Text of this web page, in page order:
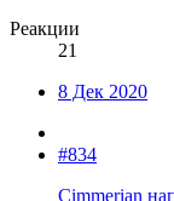
Реакции
21
8 Дек 2020
#834
Cimmerian